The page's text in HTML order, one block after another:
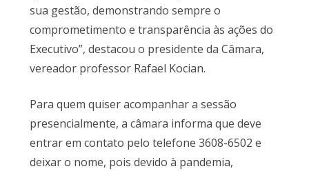
sua gestão, demonstrando sempre o
comprometimento e transparência às ações do
Executivo”, destacou o presidente da Câmara,
vereador professor Rafael Kocian.
Para quem quiser acompanhar a sessão
presencialmente, a câmara informa que deve
entrar em contato pelo telefone 3608-6502 e
deixar o nome, pois devido à pandemia,